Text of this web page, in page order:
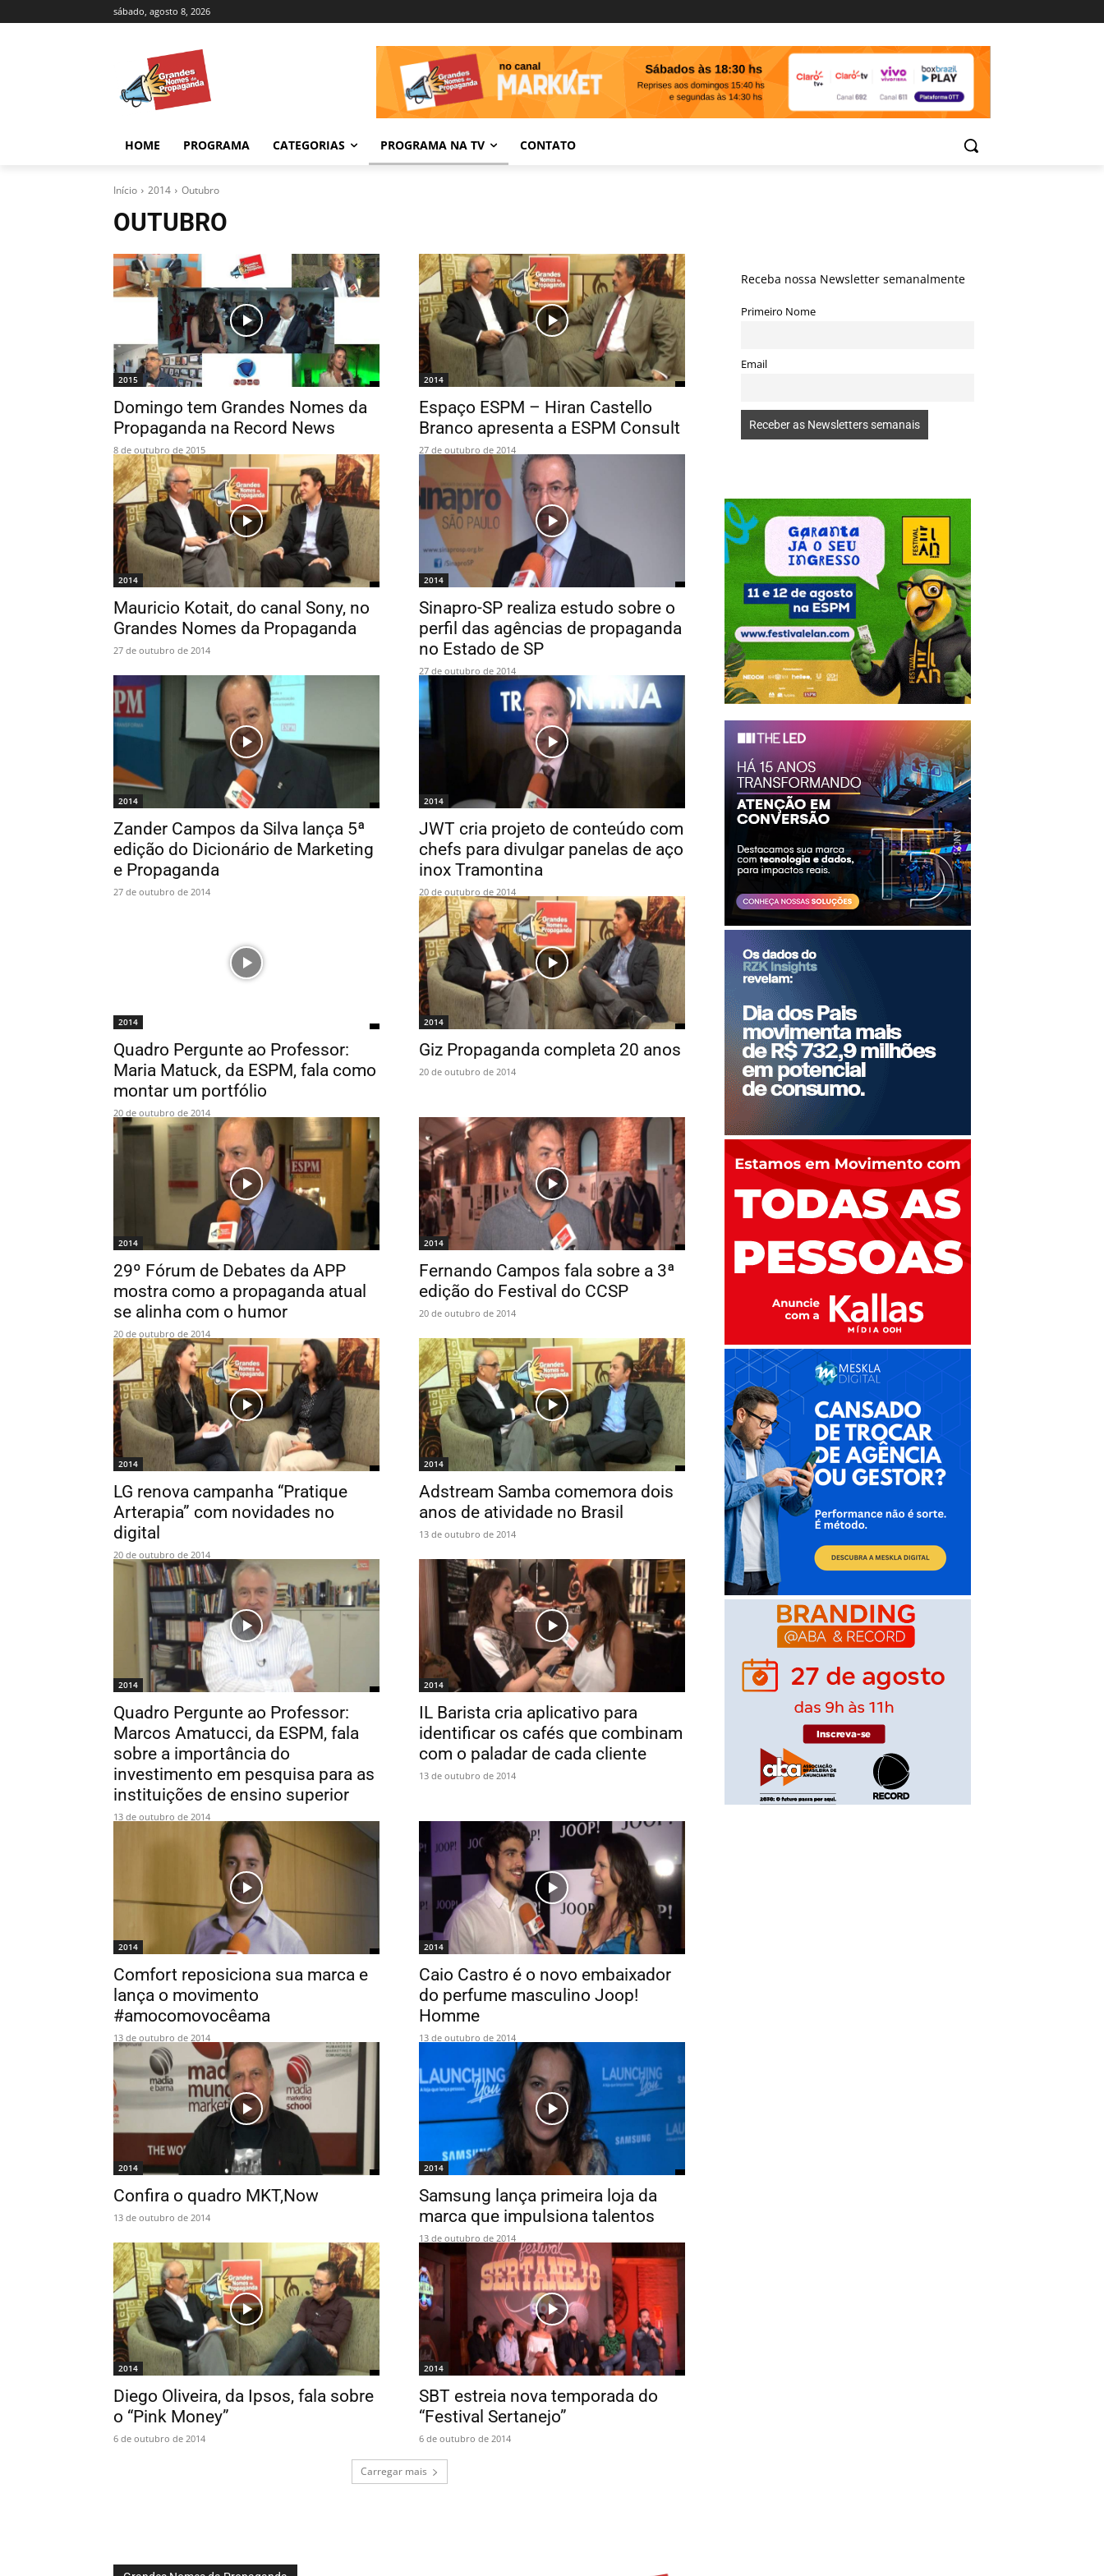
sábado, agosto 8, 2026
HOME PROGRAMA CATEGORIAS PROGRAMA NA TV CONTATO
Início 2014 Outubro
OUTUBRO
2015
Domingo tem Grandes Nomes da
Propaganda na Record News
8 de outubro de 2015
2014
Espaço ESPM – Hiran Castello
Branco apresenta a ESPM Consult
27 de outubro de 2014
2014
Mauricio Kotait, do canal Sony, no
Grandes Nomes da Propaganda
27 de outubro de 2014
2014
Sinapro-SP realiza estudo sobre o
perfil das agências de propaganda
no Estado de SP
27 de outubro de 2014
2014
Zander Campos da Silva lança 5ª
edição do Dicionário de Marketing
e Propaganda
27 de outubro de 2014
2014
JWT cria projeto de conteúdo com
chefs para divulgar panelas de aço
inox Tramontina
20 de outubro de 2014
2014
Quadro Pergunte ao Professor:
Maria Matuck, da ESPM, fala como
montar um portfólio
20 de outubro de 2014
2014
Giz Propaganda completa 20 anos
20 de outubro de 2014
2014
29º Fórum de Debates da APP
mostra como a propaganda atual
se alinha com o humor
20 de outubro de 2014
2014
Fernando Campos fala sobre a 3ª
edição do Festival do CCSP
20 de outubro de 2014
2014
LG renova campanha “Pratique
Arterapia” com novidades no
digital
20 de outubro de 2014
2014
Adstream Samba comemora dois
anos de atividade no Brasil
13 de outubro de 2014
2014
Quadro Pergunte ao Professor:
Marcos Amatucci, da ESPM, fala
sobre a importância do
investimento em pesquisa para as
instituições de ensino superior
13 de outubro de 2014
2014
IL Barista cria aplicativo para
identificar os cafés que combinam
com o paladar de cada cliente
13 de outubro de 2014
2014
Comfort reposiciona sua marca e
lança o movimento
#amocomovocêama
13 de outubro de 2014
2014
Caio Castro é o novo embaixador
do perfume masculino Joop!
Homme
13 de outubro de 2014
2014
Confira o quadro MKT,Now
13 de outubro de 2014
2014
Samsung lança primeira loja da
marca que impulsiona talentos
13 de outubro de 2014
2014
Diego Oliveira, da Ipsos, fala sobre
o “Pink Money”
6 de outubro de 2014
2014
SBT estreia nova temporada do
“Festival Sertanejo”
6 de outubro de 2014
Carregar mais
Receba nossa Newsletter semanalmente
Primeiro Nome
Email